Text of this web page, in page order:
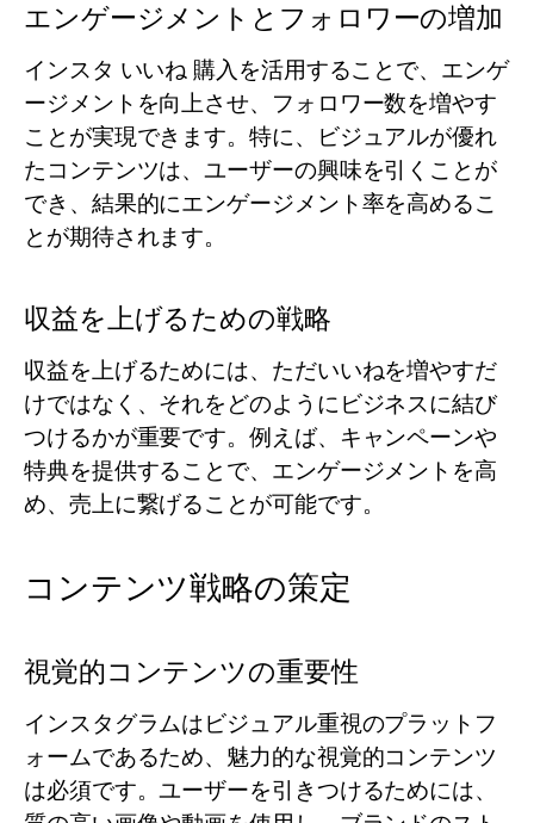
エンゲージメントとフォロワーの増加
インスタ いいね 購入を活用することで、エンゲ
ージメントを向上させ、フォロワー数を増やす
ことが実現できます。特に、ビジュアルが優れ
たコンテンツは、ユーザーの興味を引くことが
でき、結果的にエンゲージメント率を高めるこ
とが期待されます。
収益を上げるための戦略
収益を上げるためには、ただいいねを増やすだ
けではなく、それをどのようにビジネスに結び
つけるかが重要です。例えば、キャンペーンや
特典を提供することで、エンゲージメントを高
め、売上に繋げることが可能です。
コンテンツ戦略の策定
視覚的コンテンツの重要性
インスタグラムはビジュアル重視のプラットフ
ォームであるため、魅力的な視覚的コンテンツ
は必須です。ユーザーを引きつけるためには、